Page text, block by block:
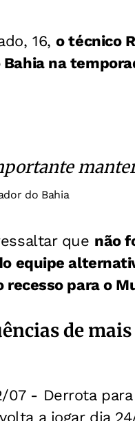
16,o técnico
na
do Bahia
que não
equipe
recesso para o
de
07 - Derrota
a jogar dia